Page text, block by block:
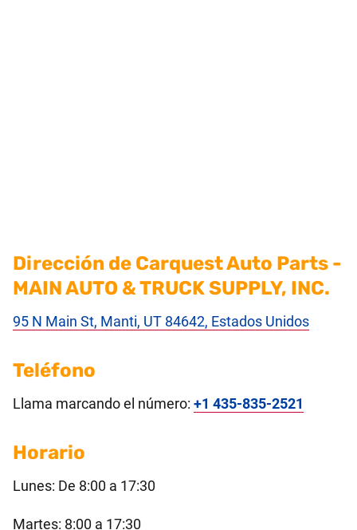
Dirección de Carquest Auto Parts -
MAIN AUTO & TRUCK SUPPLY, INC.
95 N Main St, Manti, UT 84642, Estados Unidos
Teléfono
Llama marcando el número: +1 435-835-2521
Horario
Lunes: De 8:00 a 17:30
Martes: 8:00 a 17:30